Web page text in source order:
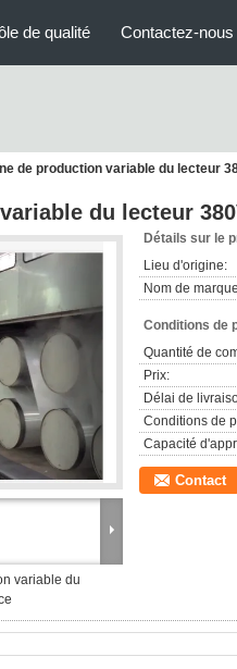
de qualité Contactez-nous
de production variable du lecteur
du lecteur
variable du
Détails sur le
Lieu d'origine:
Nom de
Conditions de
Quantité de
Prix:
Délai de
Conditions de
Capacité
Contact